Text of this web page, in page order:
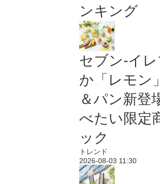
ンキング
セブン‐イ
か「レモン
＆パン新登
べたい限定
ック
トレンド
2026-08-03 11:30